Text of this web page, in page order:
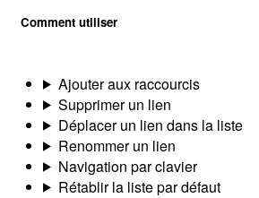
Comment utiliser
Ajouter aux raccourcis
Supprimer un lien
Déplacer un lien dans la liste
Renommer un lien
Navigation par clavier
Rétablir la liste par défaut